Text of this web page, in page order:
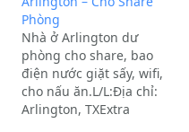
Phòng
Nhà ở Arlington dư
phòng cho share, bao
điện nước giặt sấy, wifi,
cho nấu ăn.L/L:Địa chỉ:
Arlington, TXExtra